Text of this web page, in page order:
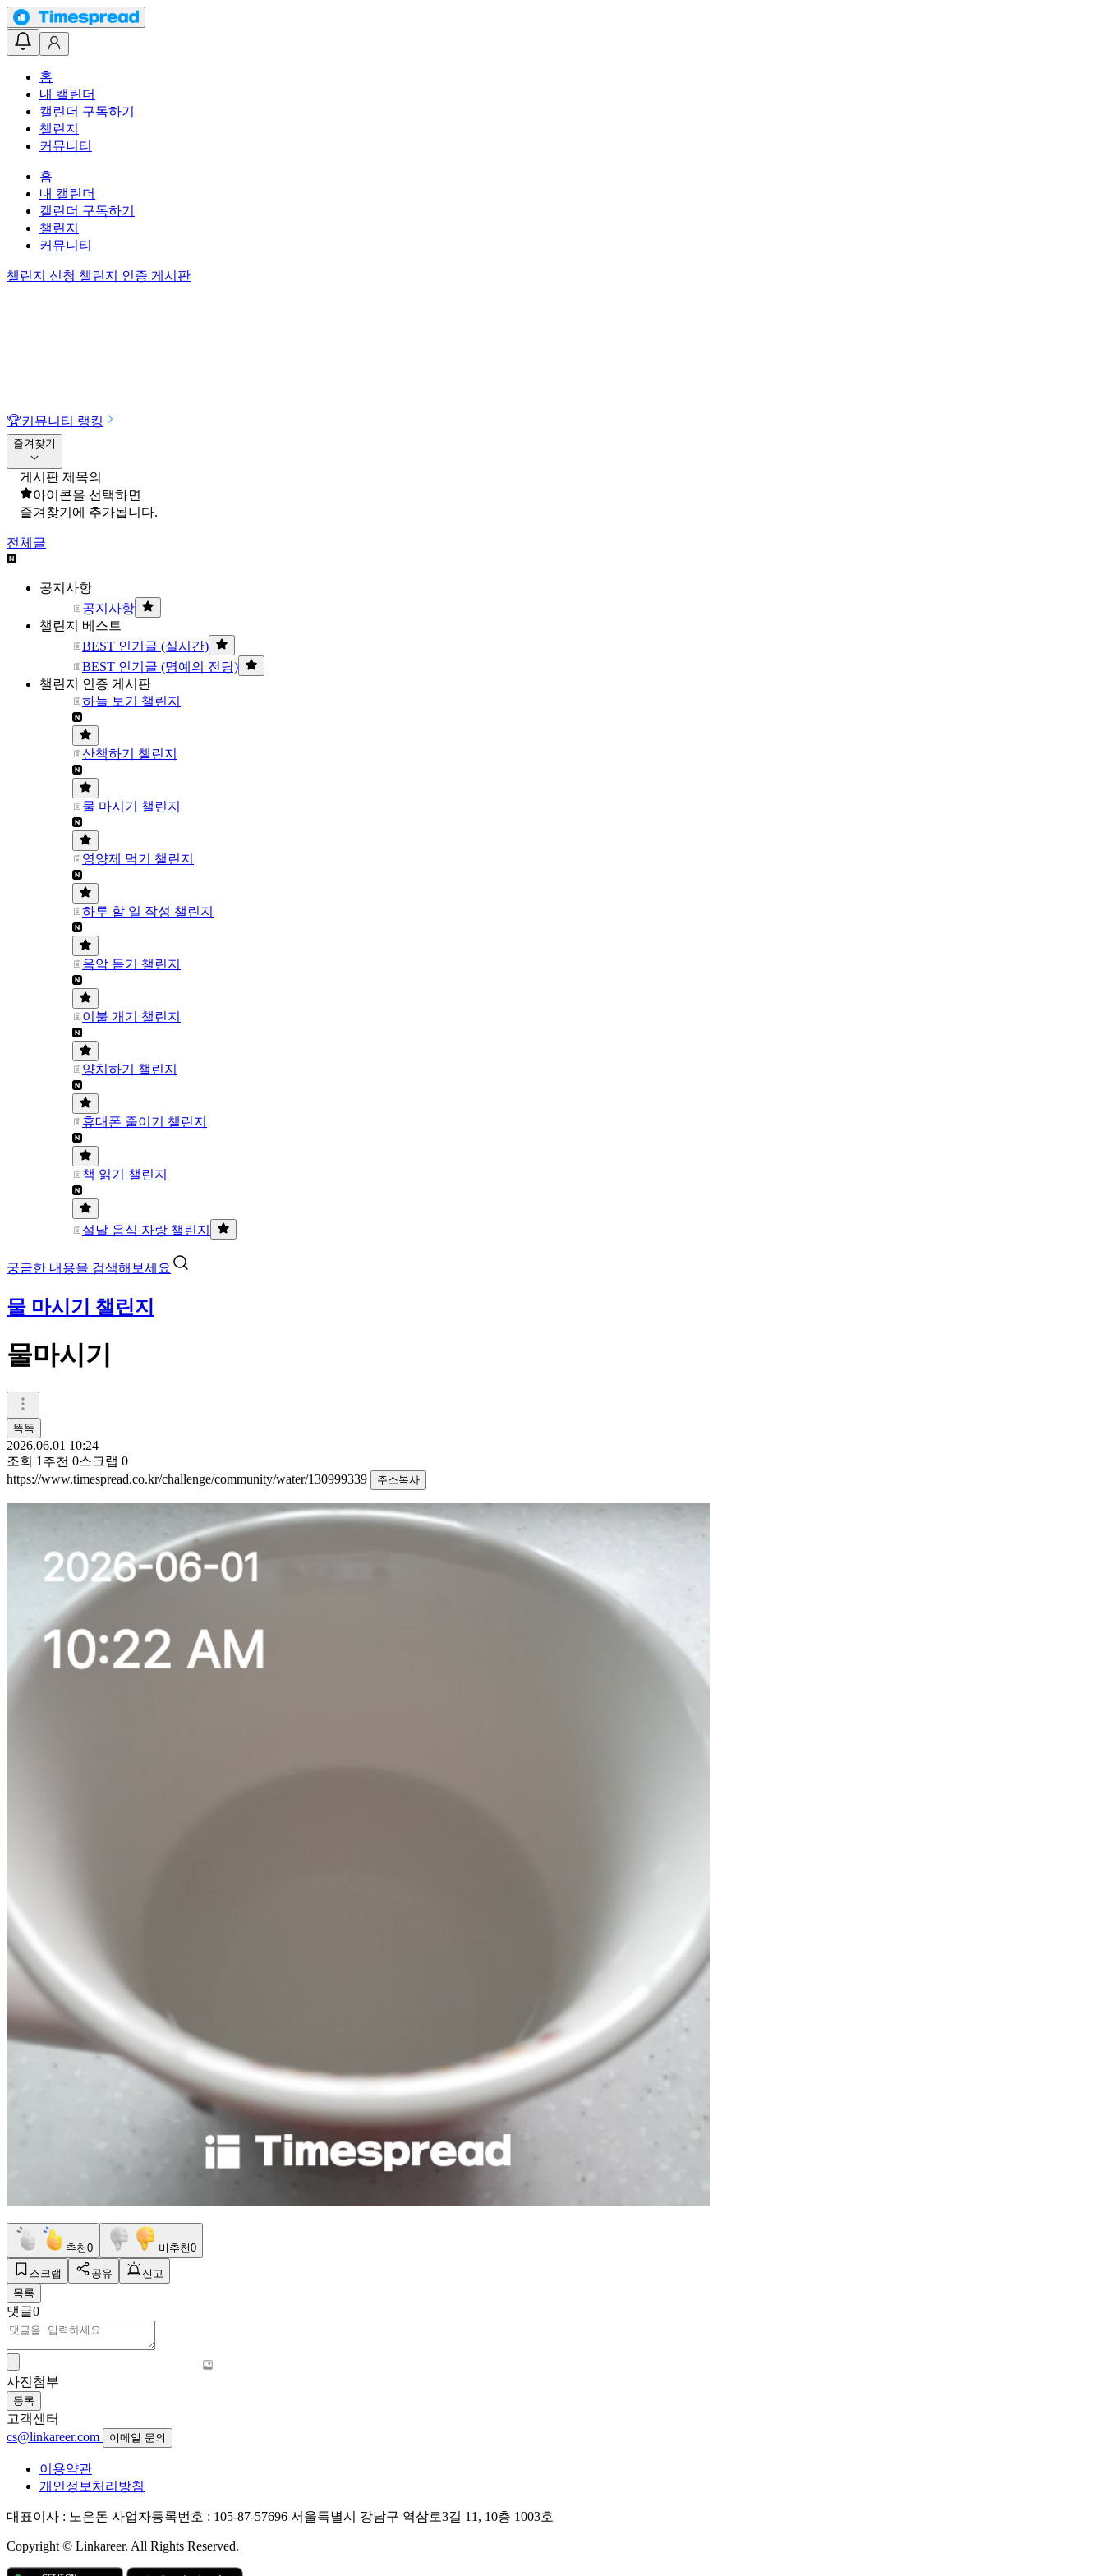
홈
내 캘린더
캘린더 구독하기
챌린지
커뮤니티
홈
내 캘린더
캘린더 구독하기
챌린지
커뮤니티
챌린지 신청 챌린지 인증 게시판
🏆커뮤니티 랭킹
즐겨찾기
게시판 제목의
아이콘을 선택하면
즐겨찾기에 추가됩니다.
전체글
공지사항
공지사항
챌린지 베스트
BEST 인기글 (실시간)
BEST 인기글 (명예의 전당)
챌린지 인증 게시판
하늘 보기 챌린지
산책하기 챌린지
물 마시기 챌린지
영양제 먹기 챌린지
하루 할 일 작성 챌린지
음악 듣기 챌린지
이불 개기 챌린지
양치하기 챌린지
휴대폰 줄이기 챌린지
책 읽기 챌린지
설날 음식 자랑 챌린지
궁금한 내용을 검색해보세요
물 마시기 챌린지
물마시기
똑똑
2026.06.01 10:24
조회 1 추천 0스크랩 0
https://www.timespread.co.kr/challenge/community/water/130999339
주소복사
추천0 비추천0
스크랩 공유
신고
목록
댓글0
사진첨부
등록
고객센터
cs@linkareer.com
이메일 문의
이용약관
개인정보처리방침
대표이사 : 노은돈 사업자등록번호 : 105-87-57696 서울특별시 강남구 역삼로3길 11, 10층 1003호
Copyright © Linkareer. All Rights Reserved.